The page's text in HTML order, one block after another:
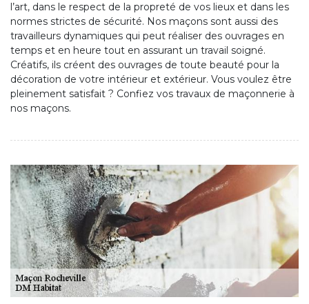
l’art, dans le respect de la propreté de vos lieux et dans les
normes strictes de sécurité. Nos maçons sont aussi des
travailleurs dynamiques qui peut réaliser des ouvrages en
temps et en heure tout en assurant un travail soigné.
Créatifs, ils créent des ouvrages de toute beauté pour la
décoration de votre intérieur et extérieur. Vous voulez être
pleinement satisfait ? Confiez vos travaux de maçonnerie à
nos maçons.